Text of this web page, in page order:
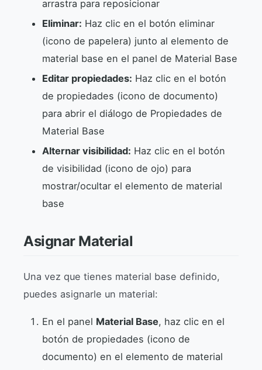
arrastra para reposicionar
Eliminar: Haz clic en el botón eliminar
(icono de papelera) junto al elemento de
material base en el panel de Material Base
Editar propiedades: Haz clic en el botón
de propiedades (icono de documento)
para abrir el diálogo de Propiedades de
Material Base
Alternar visibilidad: Haz clic en el botón
de visibilidad (icono de ojo) para
mostrar/ocultar el elemento de material
base
Asignar Material
Una vez que tienes material base definido,
puedes asignarle un material:
En el panel Material Base, haz clic en el
botón de propiedades (icono de
documento) en el elemento de material